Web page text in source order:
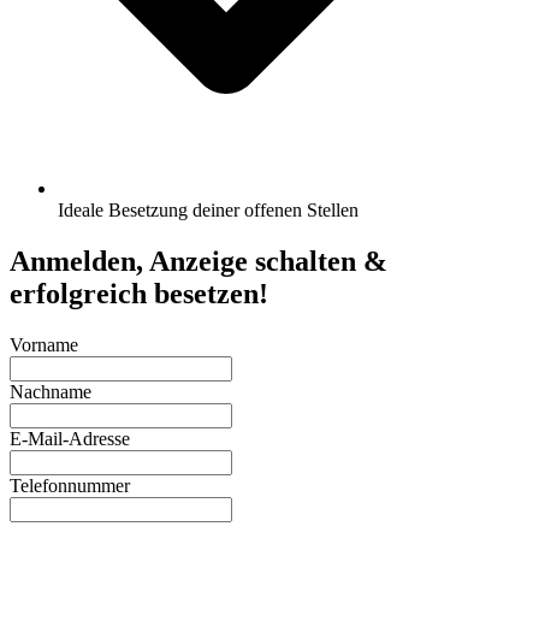
Ideale Besetzung deiner offenen Stellen
Anmelden, Anzeige schalten &
erfolgreich besetzen!
Vorname
Nachname
E-Mail-Adresse
Telefonnummer